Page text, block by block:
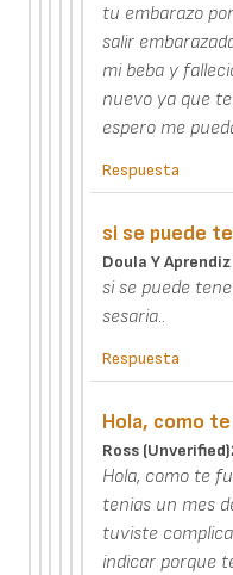
tu embarazo
salir
mi beba y
nuevo ya que
espero me
Respuesta
si se puede
Doula Y
si se puede
sesaria..
Respuesta
Hola, como
Ross (unverified)
Hola, como te
tenias un mes
tuviste
indicar porque